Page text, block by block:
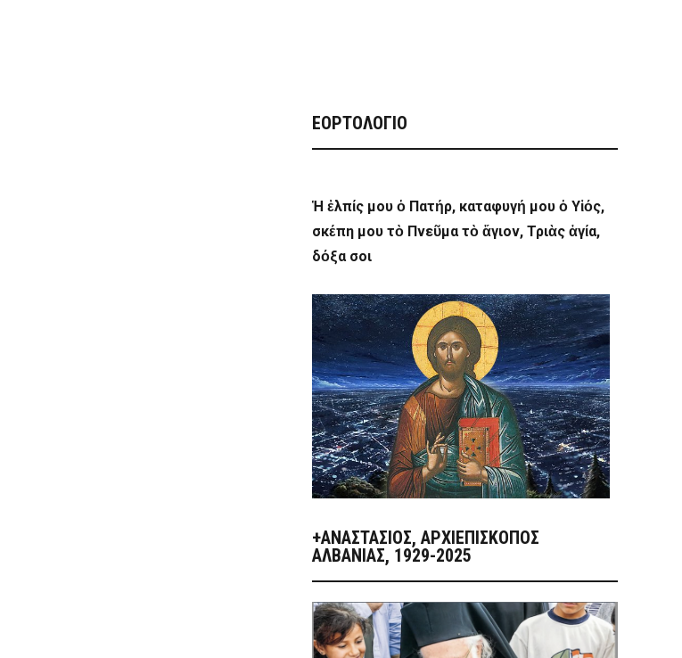
ΕΟΡΤΟΛΟΓΙΟ
Ἡ ἐλπίς μου ὁ Πατήρ, καταφυγή μου ὁ Υἱός,
σκέπη μου τὸ Πνεῦμα τὸ ἅγιον, Τριὰς ἁγία,
δόξα σοι
+ΑΝΑΣΤΆΣΙΟΣ, ΑΡΧΙΕΠΊΣΚΟΠΟΣ
ΑΛΒΑΝΊΑΣ, 1929-2025